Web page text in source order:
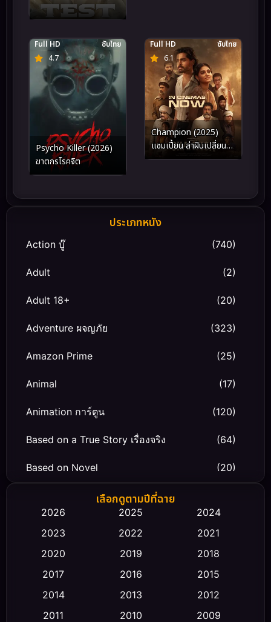
4.7
Full HD ซับไทย
Psycho Killer (2026)
ฆาตกรโรคจิต
6.1
Full HD ซับไทย
Champion (2025)
แชมเปี้ยน ล่าฝันเปลี่ยน
ชีวิต
ประเภทหนัง
Action บู๊ (740)
Adult (2)
Adult 18+ (20)
Adventure ผจญภัย (323)
Amazon Prime (25)
Animal (17)
Animation การ์ตูน (120)
Based on a True Story เรื่องจริง (64)
Based on Novel (20)
Biography ชีวิตจริง
Classic หนังคลาสสิก (23)
Comedy ตลก (475)
เลือกดูตามปีที่ฉาย
2026 2025
2024
2023
2022
2021
2020
2019
2018
2017
2016
2015
2014
2013
2012
2011
2010
2009